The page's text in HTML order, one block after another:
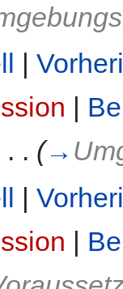
|
|
. . (→
|
|